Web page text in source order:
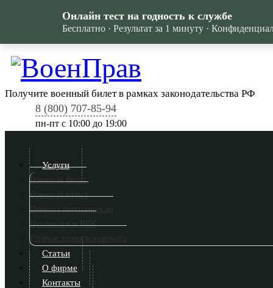
Получите военный билет в рамках законодательства РФ
8 (800) 707-85-94
пн-пт c 10:00 до 19:00
Услуги
Военный билет
Военный юрист
Помощь призывникам
Независимая ВВК
Горячая линия военкомата
Статьи
О фирме
Контакты
Онлайн тест на годность к службе
Бесплатно · Результат за 1 минуту ·